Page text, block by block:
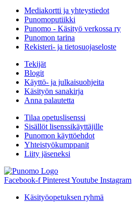
Mediakortti ja yhteystiedot
Punomoputiikki
Punomo - Käsityö verkossa ry
Punomon tarina
Rekisteri- ja tietosuojaseloste
Tekijät
Blogit
Käyttö- ja julkaisuohjeita
Käsityön sanakirja
Anna palautetta
Tilaa opetuslisenssi
Sisällöt lisenssikäyttäjille
Punomon käyttöehdot
Yhteistyökumppanit
Liity jäseneksi
Facebook-f PinterestYoutube Instagram
Käsityöopetuksen ryhmä